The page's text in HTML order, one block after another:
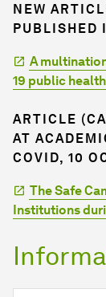
NEW
PUBLISHED
A
19 public
ARTICLE
AT
COVID, 10
The Safe
Institutions